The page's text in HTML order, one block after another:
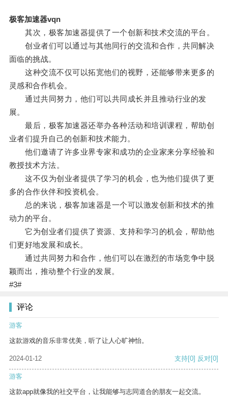
极客加速器vqn
其次，极客加速器提供了一个创新和技术交流的平台。
创业者们可以通过与其他同行的交流和合作，共同解决
面临的挑战。
这种交流不仅可以拓宽他们的视野，还能够带来更多的
灵感和合作机会。
通过共同努力，他们可以共同成长并且推动行业的发
展。
最后，极客加速器还举办各种活动和培训课程，帮助创
业者们提升自己的创新和技术能力。
他们邀请了许多业界专家和成功的企业家来分享经验和
教授技术方法。
这不仅为创业者提供了学习的机会，也为他们提供了更
多的合作伙伴和投资机会。
总的来说，极客加速器是一个可以激发创新和技术的推
动力的平台。
它为创业者们提供了资源、支持和学习的机会，帮助他
们更好地发展和成长。
通过共同努力和合作，他们可以在激烈的市场竞争中脱
颖而出，推动整个行业的发展。
#3#
评论
游客
这款游戏的音乐非常优美，听了让人心旷神怡。
2024-01-12 支持[0] 反对[0]
游客
这款app就像我的社交平台，让我能够与志同道合的朋友一起交流。